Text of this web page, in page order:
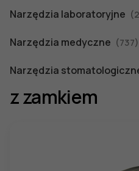
Narzędzia laboratoryjne
Narzędzia medyczne (737)
Narzędzia
z zamkiem